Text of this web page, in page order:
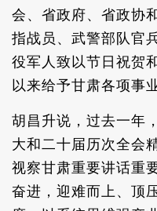
会、省政府、省政协
指战员、武警部队官
役军人致以节日祝贺
以来给予甘肃各项事
胡昌升说，过去一年
大和二十届历次全会
视察甘肃重要讲话重
奋进，迎难而上、顶